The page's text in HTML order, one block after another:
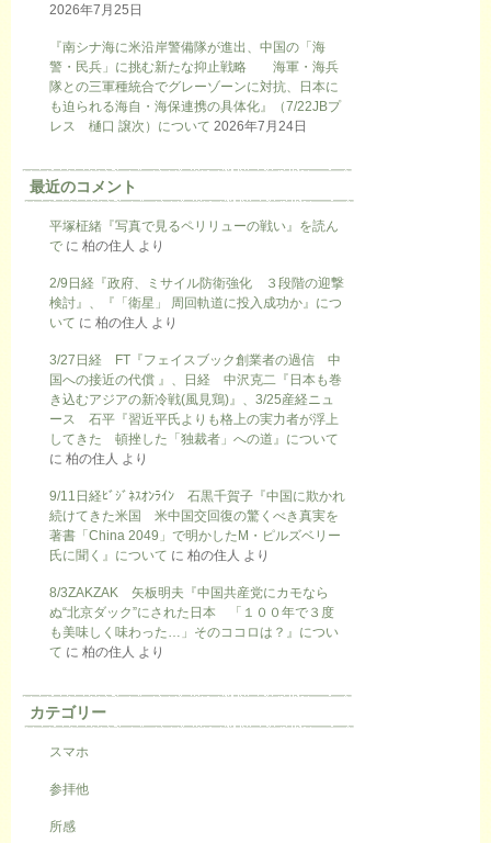
2026年7月25日
『南シナ海に米沿岸警備隊が進出、中国の「海
警・民兵」に挑む新たな抑止戦略 海軍・海兵
隊との三軍種統合でグレーゾーンに対抗、日本に
も迫られる海自・海保連携の具体化』（7/22JBプ
レス 樋口 譲次）について 2026年7月24日
最近のコメント
平塚柾緒『写真で見るペリリューの戦い』を読ん
で に 柏の住人 より
2/9日経『政府、ミサイル防衛強化 ３段階の迎撃
検討』、『「衛星」 周回軌道に投入成功か』につ
いて に 柏の住人 より
3/27日経 FT『フェイスブック創業者の過信 中
国への接近の代償 』、日経 中沢克二『日本も巻
き込むアジアの新冷戦(風見鶏)』、3/25産経ニュ
ース 石平『習近平氏よりも格上の実力者が浮上
してきた 頓挫した「独裁者」への道』について
に 柏の住人 より
9/11日経ﾋﾞｼﾞﾈｽｵﾝﾗｲﾝ 石黒千賀子『中国に欺かれ
続けてきた米国 米中国交回復の驚くべき真実を
著書「China 2049」で明かしたM・ピルズベリー
氏に聞く』について に 柏の住人 より
8/3ZAKZAK 矢板明夫『中国共産党にカモなら
ぬ“北京ダック”にされた日本 「１００年で３度
も美味しく味わった…」そのココロは？』につい
て に 柏の住人 より
カテゴリー
スマホ
参拝他
所感